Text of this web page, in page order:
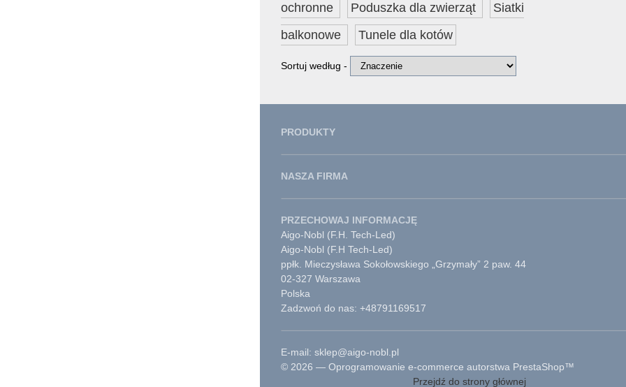
ochronne
Poduszka dla zwierząt
Siatki
balkonowe
Tunele dla kotów
Sortuj według -
PRODUKTY
NASZA FIRMA
PRZECHOWAJ INFORMACJĘ
Aigo-Nobl (F.H. Tech-Led)
Aigo-Nobl (F.H Tech-Led)
ppłk. Mieczysława Sokołowskiego „Grzymały” 2 paw. 44
02-327 Warszawa
Polska
Zadzwoń do nas: +48791169517
E-mail: sklep@aigo-nobl.pl
© 2026 — Oprogramowanie e-commerce autorstwa PrestaShop™
Przejdź do strony głównej